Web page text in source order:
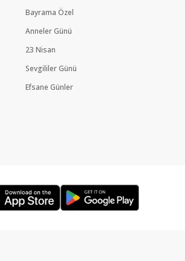
Bayrama Özel
Anneler Günü
23 Nisan
Sevgililer Günü
Efsane Günler